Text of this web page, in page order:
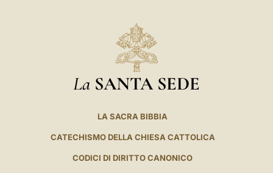
La SANTA SEDE
LA SACRA BIBBIA
CATECHISMO DELLA CHIESA CATTOLICA
CODICI DI DIRITTO CANONICO